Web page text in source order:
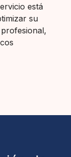
está
su